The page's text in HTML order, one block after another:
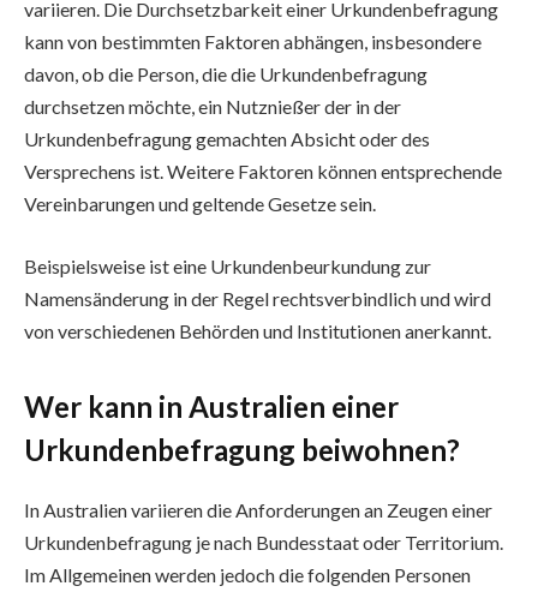
variieren. Die Durchsetzbarkeit einer Urkundenbefragung
kann von bestimmten Faktoren abhängen, insbesondere
davon, ob die Person, die die Urkundenbefragung
durchsetzen möchte, ein Nutznießer der in der
Urkundenbefragung gemachten Absicht oder des
Versprechens ist. Weitere Faktoren können entsprechende
Vereinbarungen und geltende Gesetze sein.
Beispielsweise ist eine Urkundenbeurkundung zur
Namensänderung in der Regel rechtsverbindlich und wird
von verschiedenen Behörden und Institutionen anerkannt.
Wer kann in Australien einer
Urkundenbefragung beiwohnen?
In Australien variieren die Anforderungen an Zeugen einer
Urkundenbefragung je nach Bundesstaat oder Territorium.
Im Allgemeinen werden jedoch die folgenden Personen